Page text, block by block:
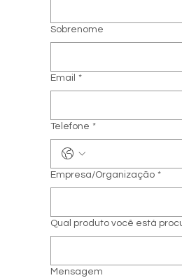
Sobrenome
Email *
Telefone *
Empresa/Organização *
Qual produto você está
Mensagem